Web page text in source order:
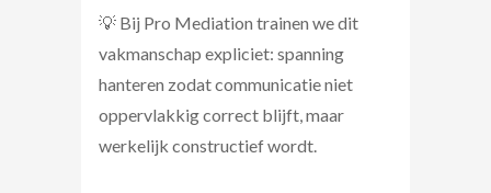
💡 Bij Pro Mediation trainen we dit
vakmanschap expliciet: spanning
hanteren zodat communicatie niet
oppervlakkig correct blijft, maar
werkelijk constructief wordt.